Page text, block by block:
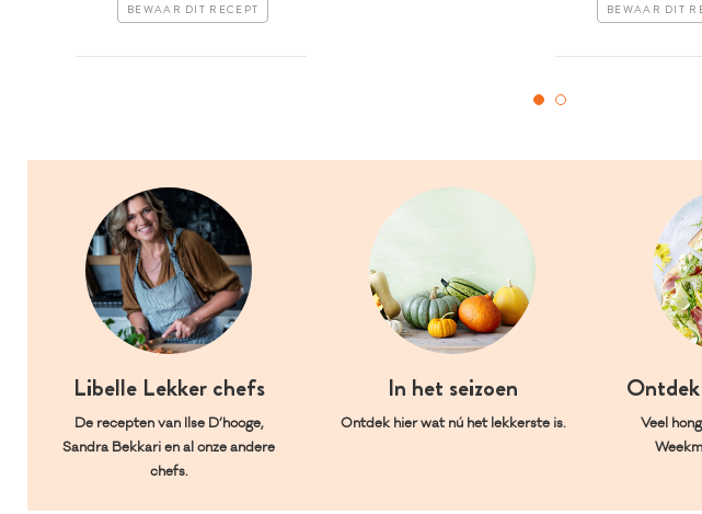
BEWAAR DIT RECEPT BEWAAR DIT
Libelle Lekker chefs
De recepten van Ilse D’hooge,
Sandra Bekkari en al onze andere
chefs.
In het seizoen
Ontdek hier wat nú het lekkerste is.
Veel